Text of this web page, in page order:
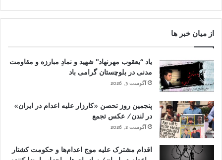
از میان خبر ها
یاد “یعقوب مهرنهاد” شهید و نمادِ مبارزه و مقاومت
مدنی در بلوچستان گرامی باد
آگوست 3, 2026
پنجمین روز تحصن «کارزار علیه اعدام در ایران»
در لندن/ عکس تجمع
آگوست 2, 2026
اقدام مشترک علیه موج اعدام‌ها و حکومت کشتار